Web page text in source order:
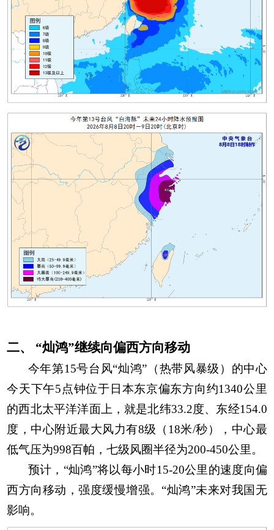
二、 “灿鸿”继续向偏西方向移动
今年第15号台风“灿鸿”（热带风暴级）的中心
今天下午5点钟位于日本东京偏东方向约1340公里
的西北太平洋洋面上 ，就是北纬33.2度、东经154.0
度 ， 中心附近最大风力有8级（ 18米/秒）， 中心最
低气压为998百帕，七级风圈半径为200-450公里。
预计，“灿鸿”将以每小时15-20公里的速度向偏
西方向移动，强度缓慢增强。“灿鸿”未来对我国无
影响。